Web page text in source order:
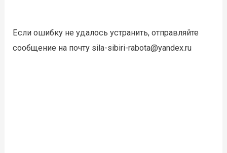
Если ошибку не удалось устранить, отправляйте
сообщение на почту sila-sibiri-rabota@yandex.ru